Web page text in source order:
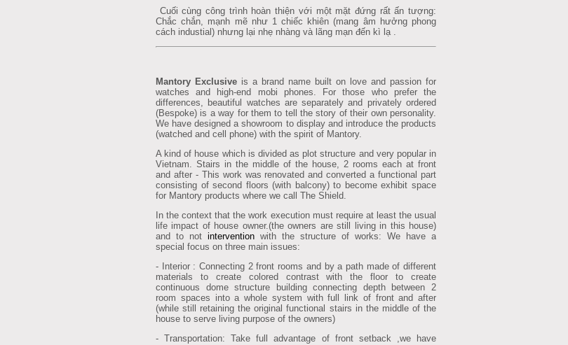
Cuối cùng công trình hoàn thiện với một mặt đứng rất ấn tượng:
Chắc chắn, mạnh mẽ như 1 chiếc khiên (mang âm hưởng phong
cách industial) nhưng lại nhẹ nhàng và lãng mạn đến kì lạ .
Mantory Exclusive is a brand name built on love and passion for
watches and high-end mobi phones. For those who prefer the
differences, beautiful watches are separately and privately ordered
(Bespoke) is a way for them to tell the story of their own personality.
We have designed a showroom to display and introduce the products
(watched and cell phone) with the spirit of Mantory.
A kind of house which is divided as plot structure and very popular in
Vietnam. Stairs in the middle of the house, 2 rooms each at front
and after - This work was renovated and converted a functional part
consisting of second floors (with balcony) to become exhibit space
for Mantory products where we call The Shield.
In the context that the work execution must require at least the usual
life impact of house owner.(the owners are still living in this house)
and to not intervention with the structure of works: We have a
special focus on three main issues:
- Interior : Connecting 2 front rooms and by a path made of different
materials to create colored contrast with the floor to create
continuous dome structure building connecting depth between 2
room spaces into a whole system with full link of front and after
(while still retaining the original functional stairs in the middle of the
house to serve living purpose of the owners)
- Transportation: Take full advantage of front setback ,we have